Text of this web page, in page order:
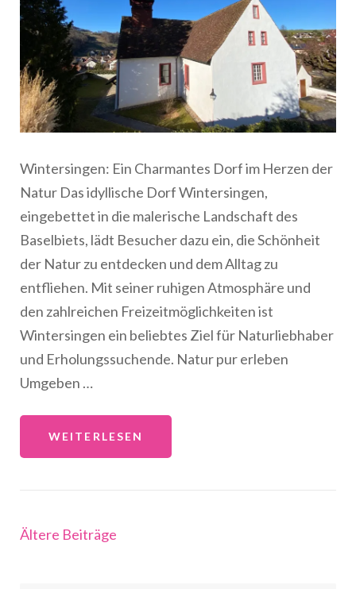
Wintersingen: Ein Charmantes Dorf im Herzen der
Natur Das idyllische Dorf Wintersingen,
eingebettet in die malerische Landschaft des
Baselbiets, lädt Besucher dazu ein, die Schönheit
der Natur zu entdecken und dem Alltag zu
entfliehen. Mit seiner ruhigen Atmosphäre und
den zahlreichen Freizeitmöglichkeiten ist
Wintersingen ein beliebtes Ziel für Naturliebhaber
und Erholungssuchende. Natur pur erleben
Umgeben …
WEITERLESEN
Beitragsnavigation
Ältere Beiträge